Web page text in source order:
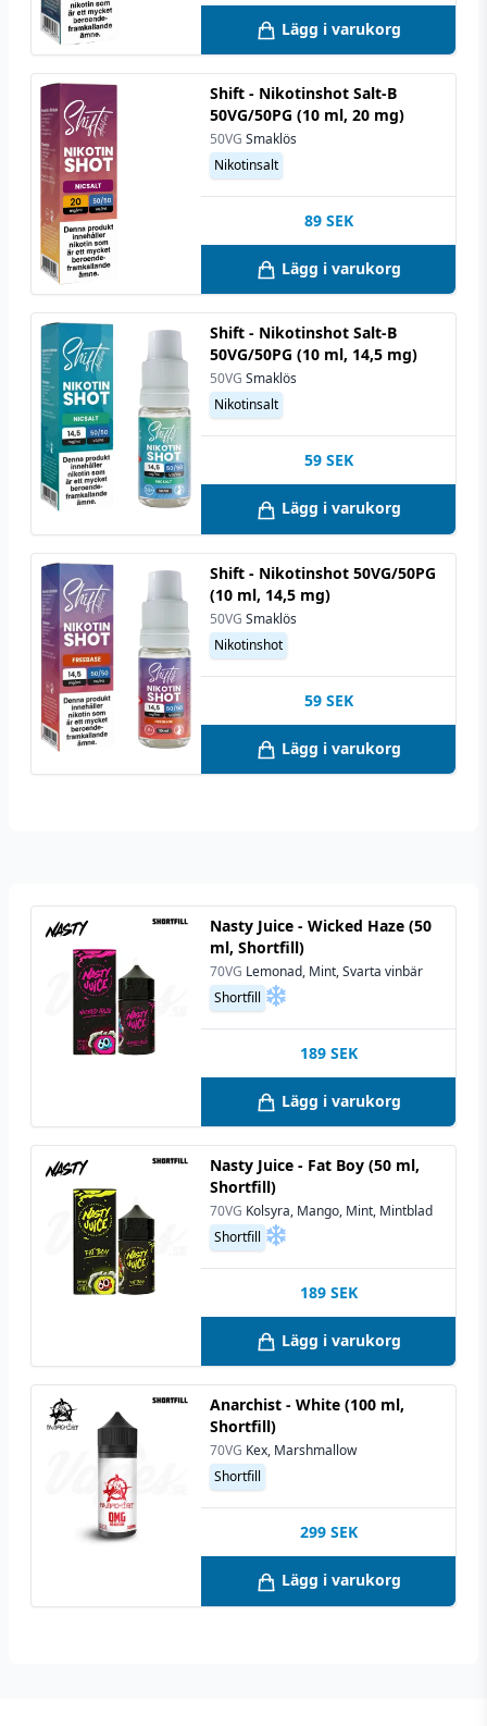
Lägg i varukorg
Shift - Nikotinshot Salt-B
50VG/50PG (10 ml, 20 mg)
50VG Smaklös
Nikotinsalt
89 SEK
Lägg i varukorg
Shift - Nikotinshot Salt-B
50VG/50PG (10 ml, 14,5 mg)
50VG Smaklös
Nikotinsalt
59 SEK
Lägg i varukorg
Shift - Nikotinshot 50VG/50PG
(10 ml, 14,5 mg)
50VG Smaklös
Nikotinshot
59 SEK
Lägg i varukorg
Nasty Juice - Wicked Haze (50
ml, Shortfill)
70VG Lemonad, Mint, Svarta vinbär
Shortfill
189 SEK
Lägg i varukorg
Nasty Juice - Fat Boy (50 ml,
Shortfill)
70VG Kolsyra, Mango, Mint, Mintblad
Shortfill
189 SEK
Lägg i varukorg
Anarchist - White (100 ml,
Shortfill)
70VG Kex, Marshmallow
Shortfill
299 SEK
Lägg i varukorg